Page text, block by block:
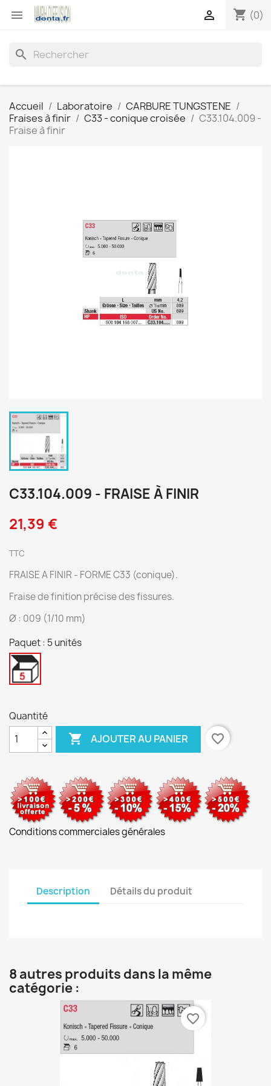
 shopping_cart (0)

search
Accueil Laboratoire
CARBURE TUNGSTENE
Fraises à finir
C33 - conique croisée
C33.104.009 -
Fraise à finir
C33.104.009 - FRAISE À FINIR
21,39 €
TTC
FRAISE A FINIR - FORME C33 (conique).
Fraise de finition précise des fissures.
Ø : 009 (1/10 mm)
Paquet : 5 unités
5
Quantité
 AJOUTER AU PANIER favorite_border
Conditions commerciales générales
Description Détails du produit
8 autres produits dans la même
catégorie :
favorite_border